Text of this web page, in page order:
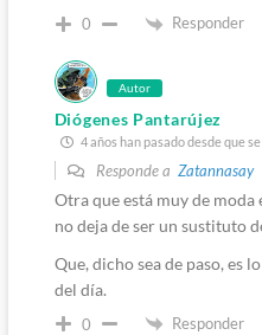
0 Responder
Autor
Diógenes Pantarújez
4 años han pasado desde que
Responde a Zatannasay
Otra que está muy de moda
no deja de ser un sustituto
Que, dicho sea de paso, es
del día.
0 Responder